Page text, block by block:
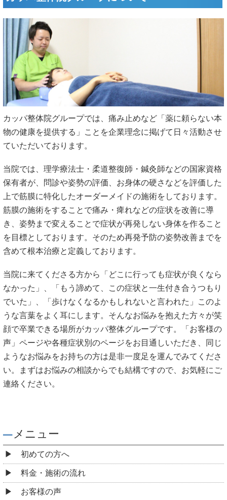
カッパ整体院グループでは、痛み止めなど「薬に頼らない本
物の健康を提供する」ことを企業理念に掲げて日々活動させ
ていただいております。
当院では、理学療法士・柔道整復師・鍼灸師などの国家資格
保有者が、問診や姿勢の評価、お身体の硬さなどを評価した
上で筋膜に特化したオーダーメイドの施術をしております。
筋膜の施術をすることで痛み・痺れなどの症状を改善に導
き、姿勢まで変えることで症状が再発しない身体を作ること
を目標としております。そのため再発予防の姿勢改善までを
含めて根本治療と定義しております。
当院に来てくださる方から「どこに行っても症状が良くなら
なかった」、「もう諦めて、この症状と一生付き合うつもり
でいた」、「歩けなくなるかもしれないと言われた」このよ
うな言葉をよく耳にします。そんなお悩みを抱えた方々が笑
顔で卒業できる場所がカッパ整体グループです。「お客様の
声」ページや各種症状別のページをお目通しいただき、同じ
ようなお悩みをお持ちの方は是非一度足を運んでみてくださ
い。まずはお悩みの相談からでも結構ですので、お気軽にご
連絡ください。
メニュー
初めての方へ
料金・施術の流れ
お客様の声